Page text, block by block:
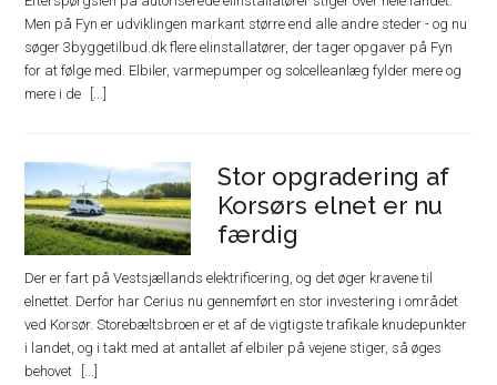
Men på Fyn er udviklingen markant større end alle andre steder - og nu
søger 3byggetilbud.dk flere elinstallatører, der tager opgaver på Fyn
for at følge med. Elbiler, varmepumper og solcelleanlæg fylder mere og
mere i de
Stor opgradering af
Korsørs elnet er nu
færdig
Der er fart på Vestsjællands elektrificering, og det øger kravene til
elnettet. Derfor har Cerius nu gennemført en stor investering i området
ved Korsør. Storebæltsbroen er et af de vigtigste trafikale knudepunkter
i landet, og i takt med at antallet af elbiler på vejene stiger, så øges
behovet